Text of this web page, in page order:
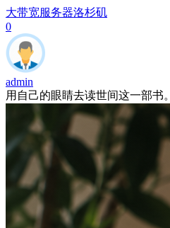
大带宽服务器洛杉矶
0
admin
用自己的眼睛去读世间这一部书。